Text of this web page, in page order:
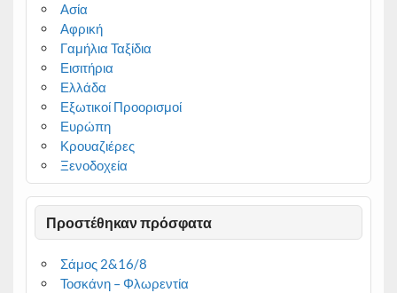
Ασία
Αφρική
Γαμήλια Ταξίδια
Εισιτήρια
Ελλάδα
Εξωτικοί Προορισμοί
Ευρώπη
Κρουαζιέρες
Ξενοδοχεία
Προστέθηκαν πρόσφατα
Σάμος 2&16/8
Τοσκάνη – Φλωρεντία